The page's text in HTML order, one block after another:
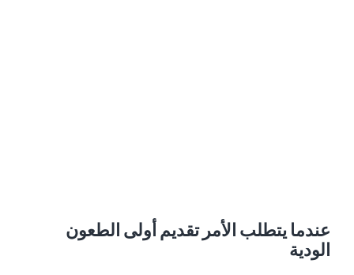
عندما يتطلب الأمر تقديم أولى الطعون
الودية